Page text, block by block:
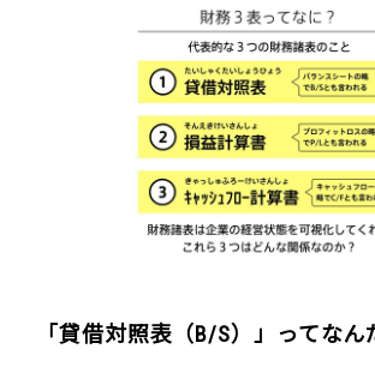
「貸借対照表（B/S）」ってなん